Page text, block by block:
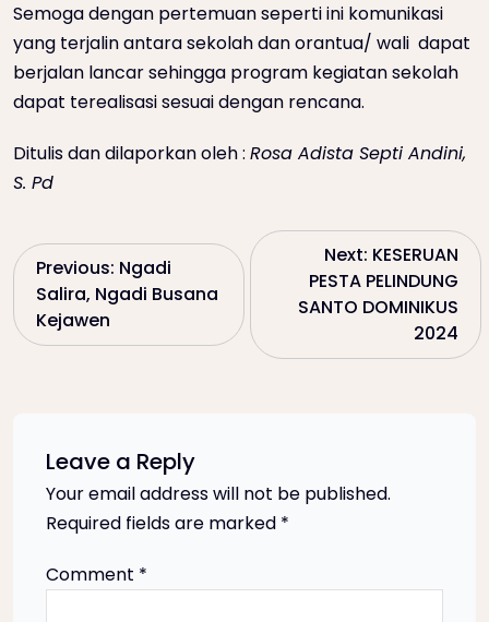
Semoga dengan pertemuan seperti ini komunikasi
yang terjalin antara sekolah dan orantua/ wali dapat
berjalan lancar sehingga program kegiatan sekolah
dapat terealisasi sesuai dengan rencana.
Ditulis dan dilaporkan oleh : Rosa Adista Septi Andini,
S. Pd
P
o
Previous: Ngadi
Salira, Ngadi Busana
Kejawen
Next: KESERUAN
PESTA PELINDUNG
SANTO DOMINIKUS
2024
Leave a Reply
Your email address will not be published.
Required fields are marked *
Comment *